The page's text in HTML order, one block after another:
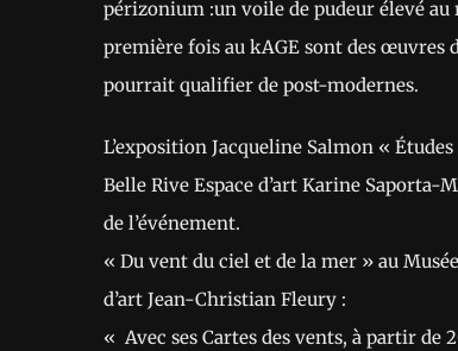
périzonium :un voile de pudeur élevé
première fois au kAGE sont des œuvres
pourrait qualifier de post-modernes.
L’exposition Jacqueline Salmon «
Belle Rive Espace d’art Karine
de l’événement.
« Du vent du ciel et de la mer » au
d’art Jean-Christian Fleury :
« Avec ses Cartes des vents, à partir de